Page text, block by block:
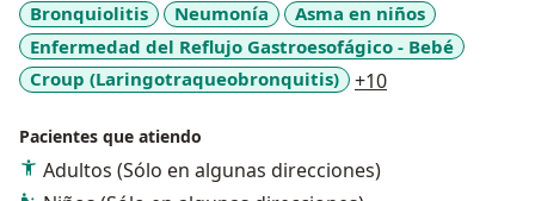
Bronquiolitis Neumonía
Asma en niños
Enfermedad del Reflujo Gastroesofágico - Bebé
Croup (Laringotraqueobronquitis)
+10
Pacientes que atiendo
Adultos (Sólo en algunas direcciones)